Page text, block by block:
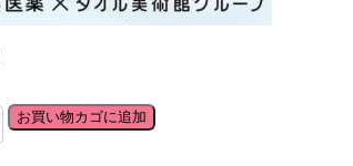
お買い物カゴに追加